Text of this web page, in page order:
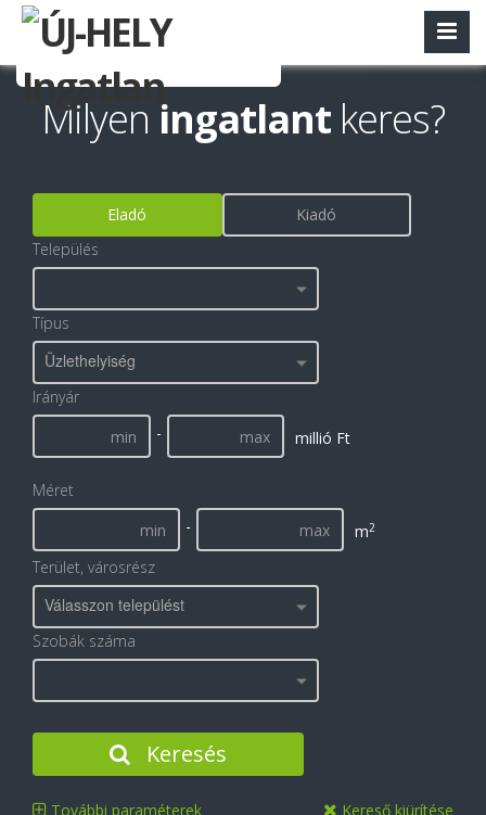
Milyen ingatlant keres?
Eladó
Kiadó
Település
Típus
Üzlethelyiség
Irányár
-
millió Ft
Méret
-
m2
Terület, városrész
Válasszon települést
Szobák száma
Keresés
További paraméterek Kereső kiürítése